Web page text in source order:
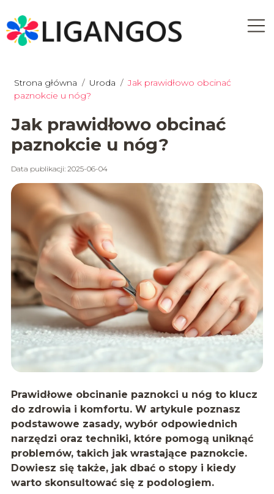
Strona główna / Uroda /Jak prawidłowo obcinać
paznokcie u nóg?
Jak prawidłowo obcinać
paznokcie u nóg?
Data publikacji: 2025-06-04
Prawidłowe obcinanie paznokci u nóg to klucz
do zdrowia i komfortu. W artykule poznasz
podstawowe zasady, wybór odpowiednich
narzędzi oraz techniki, które pomogą uniknąć
problemów, takich jak wrastające paznokcie.
Dowiesz się także, jak dbać o stopy i kiedy
warto skonsultować się z podologiem.